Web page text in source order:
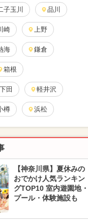
子玉川 品川
崎 上野
海 鎌倉
箱根
田 軽井沢
樽 浜松
【神奈川県】夏休みの
おでかけ人気ランキン
グTOP10 室内遊園地・
プール・体験施設も